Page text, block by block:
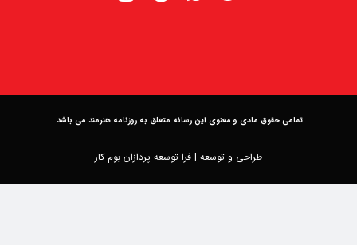
تمامی حقوق مادی و معنوی این رسانه متعلق به روزنامه هنرمند می باشد
طراحی و توسعه | فرا توسعه پردازان بوم کار